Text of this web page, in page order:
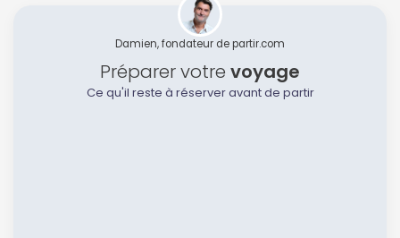
Damien, fondateur de partir.com
Préparer votre voyage
Ce qu'il reste à réserver avant de partir